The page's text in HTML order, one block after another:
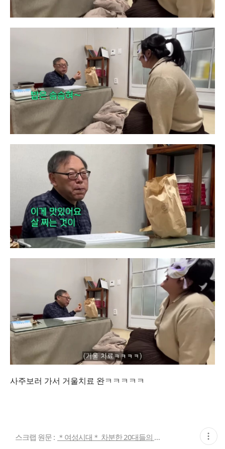
사주보러 가서 거울치료 완ㅋㅋㅋㅋㅋ
스크랩 원문 : ＊여성시대＊ 차분한 20대들의 알흠다운 공간 현
재